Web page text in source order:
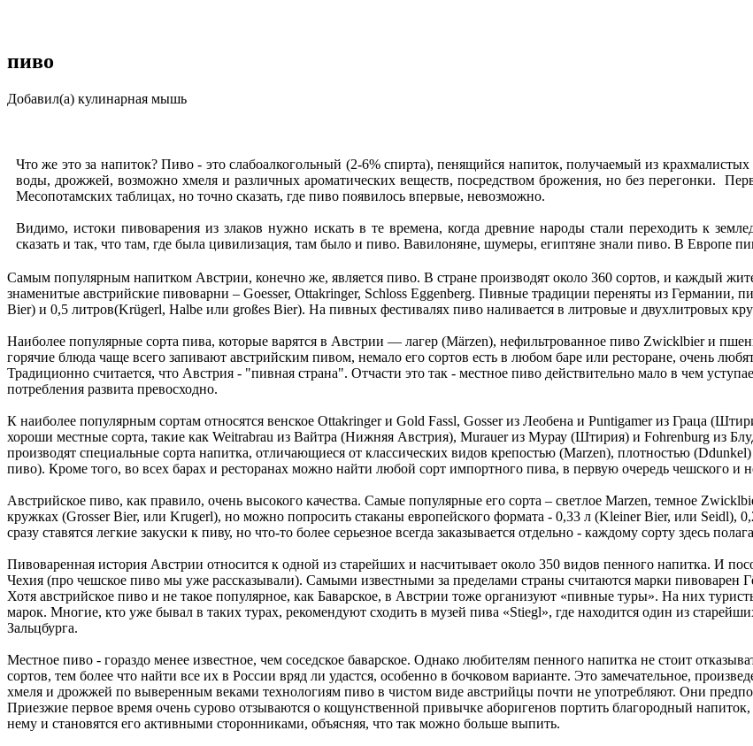
пиво
Добавил(а) кулинарная мышь
Что же это за напиток? Пиво - это слабоалкогольный (2-6% спирта), пенящийся напиток, получаемый из
воды, дрожжей, возможно хмеля и различных ароматических веществ, посредством брожения, но без перегонки.
Месопотамских таблицах, но точно сказать, где пиво появилось впервые, невозможно.
Видимо, истоки пивоварения из злаков нужно искать в те времена, когда древние народы стали переходить к
сказать и так, что там, где была цивилизация, там было и пиво. Вавилоняне, шумеры, египтяне знали пиво. В Европе
Самым популярным напитком Австрии, конечно же, является пиво. В стране производят около 360 сортов, и каждый
знаменитые австрийские пивоварни – Goesser, Ottakringer, Schloss Eggenberg. Пивные традиции переняты из Германии,
Bier) и 0,5 литров(Krügerl, Halbe или großes Bier). На пивных фестивалях пиво наливается в литровые и двухлитровых
Наиболее популярные сорта пива, которые варятся в Австрии — лагер (Märzen), нефильтрованное пиво Zwicklbier и
горячие блюда чаще всего запивают австрийским пивом, немало его сортов есть в любом баре или ресторане, очень
Традиционно считается, что Австрия - "пивная страна". Отчасти это так - местное пиво действительно мало в чем
потребления развита превосходно.
К наиболее популярным сортам относятся венское Ottakringer и Gold Fassl, Gosser из Леобена и Puntigamer из Граца
хороши местные сорта, такие как Weitrabrau из Вайтра (Нижняя Австрия), Murauer из Мурау (Штирия) и Fohrenburg из
производят специальные сорта напитка, отличающиеся от классических видов крепостью (Marzen), плотностью
пиво). Кроме того, во всех барах и ресторанах можно найти любой сорт импортного пива, в первую очередь чешского и
Австрийское пиво, как правило, очень высокого качества. Самые популярные его сорта – светлое Marzen, темное
кружках (Grosser Bier, или Krugerl), но можно попросить стаканы европейского формата - 0,33 л (Kleiner Bier, или
сразу ставятся легкие закуски к пиву, но что-то более серьезное всегда заказывается отдельно - каждому сорту здесь
Пивоваренная история Австрии относится к одной из старейших и насчитывает около 350 видов пенного напитка. И
Чехия (про чешское пиво мы уже рассказывали). Самыми известными за пределами страны считаются марки пивоварен
Хотя австрийское пиво и не такое популярное, как Баварское, в Австрии тоже организуют «пивные туры». На них
марок. Многие, кто уже бывал в таких турах, рекомендуют сходить в музей пива «Stiegl», где находится один из
Зальцбурга.
Местное пиво - гораздо менее известное, чем соседское баварское. Однако любителям пенного напитка не стоит
сортов, тем более что найти все их в России вряд ли удастся, особенно в бочковом варианте. Это замечательное,
хмеля и дрожжей по выверенным веками технологиям пиво в чистом виде австрийцы почти не употребляют. Они
Приезжие первое время очень сурово отзываются о кощунственной привычке аборигенов портить благородный
нему и становятся его активными сторонниками, объясняя, что так можно больше выпить.